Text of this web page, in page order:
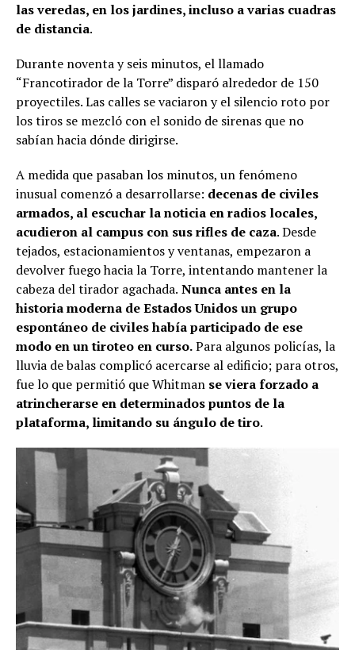
las veredas, en los jardines, incluso a varias cuadras
de distancia.
Durante noventa y seis minutos, el llamado
“Francotirador de la Torre” disparó alrededor de 150
proyectiles. Las calles se vaciaron y el silencio roto por
los tiros se mezcló con el sonido de sirenas que no
sabían hacia dónde dirigirse.
A medida que pasaban los minutos, un fenómeno
inusual comenzó a desarrollarse: decenas de civiles
armados, al escuchar la noticia en radios locales,
acudieron al campus con sus rifles de caza. Desde
tejados, estacionamientos y ventanas, empezaron a
devolver fuego hacia la Torre, intentando mantener la
cabeza del tirador agachada. Nunca antes en la
historia moderna de Estados Unidos un grupo
espontáneo de civiles había participado de ese
modo en un tiroteo en curso.Para algunos policías, la
lluvia de balas complicó acercarse al edificio; para otros,
fue lo que permitió que Whitman se viera forzado a
atrincherarse en determinados puntos de la
plataforma, limitando su ángulo de tiro.